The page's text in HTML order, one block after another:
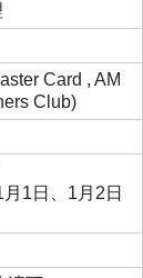
Card , AM
Club)
1日、1月2日